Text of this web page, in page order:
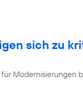
sich zu
Modernisierungen